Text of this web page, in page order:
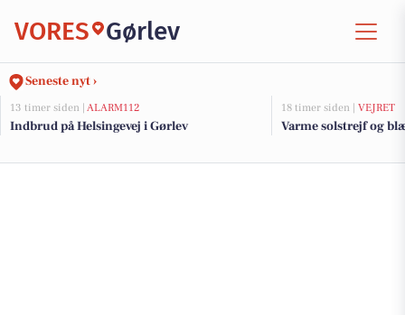
VORES Gørlev
Seneste nyt ›
13 timer siden | ALARM112
Indbrud på Helsingevej i Gørlev
18 timer siden | VEJRET
Varme solstrejf og